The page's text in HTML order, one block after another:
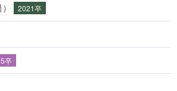
2021卒
卒